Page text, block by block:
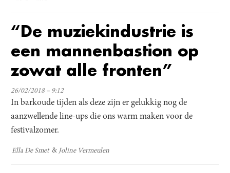
“De muziekindustrie is
een mannenbastion op
zowat alle fronten”
26/02/2018 – 9:12
In barkoude tijden als deze zijn er gelukkig nog de
aanzwellende line-ups die ons warm maken voor de
festivalzomer.
Ella De Smet Joline Vermeulen